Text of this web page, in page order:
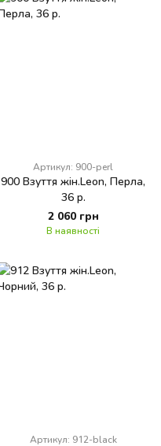
Артикул: 900-perl
900 Взуття жін.Leon, Перла,
36 р.
2 060 грн
В наявності
Артикул: 912-black